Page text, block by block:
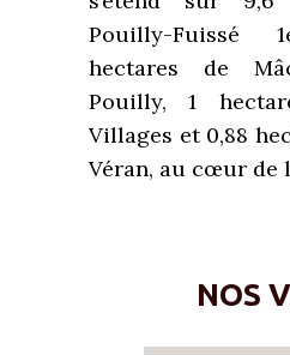
s’étend sur 9,6
Pouilly-
hectares de
Pouilly, 1
Villages et 0,88
Véran, au cœur de
NOS